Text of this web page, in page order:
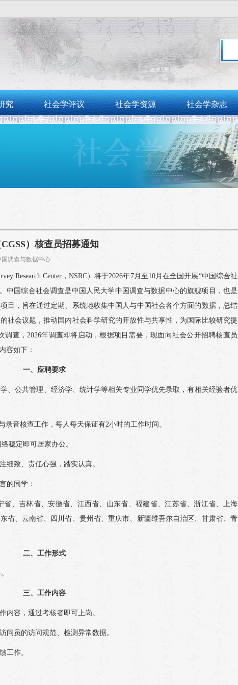
究 社会学评议 社会学资源 社会学杂志
）核查员招募通知
国调查与数据中心
Research Center，NSRC）将于2026年7月至10月在全国开展“中国综合社
。中国综合社会调查是中国人民大学中国调查与数据中心的旗舰项目，也是
目，旨在通过定期、系统地收集中国人与中国社会各个方面的数据，总结
社会议题，推动国内社会科学研究的开放性与共享性，为国际比较研究提
调查，2026年调查即将启动，根据项目需要，现面向社会公开招聘核查员
容如下：
一、应聘要求
、公共管理、经济学、统计学等相关专业同学优先录取，有相关经验者优
录音核查工作，每人每天保证有2小时的工作时间。
稳定即可居家办公。
细致、责任心强，踏实认真。
的同学：
、吉林省、安徽省、江西省、山东省、福建省、江苏省、浙江省、上海
省、云南省、四川省、贵州省、重庆市、新疆维吾尔自治区、甘肃省、青
二、工作形式
三、工作内容
内容，通过考核者即可上岗。
问员的访问规范、检测异常数据。
工作。